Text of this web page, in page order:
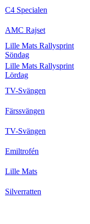
C4 Specialen
AMC Rajset
Lille Mats Rallysprint
Söndag
Lille Mats Rallysprint
Lördag
TV-Svängen
Färssvängen
TV-Svängen
Emiltrofén
Lille Mats
Silverratten